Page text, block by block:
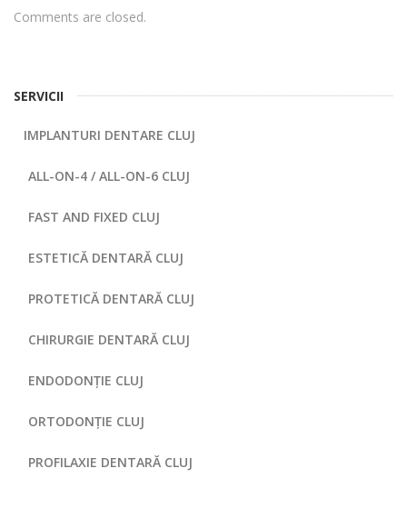
Comments are closed.
SERVICII
IMPLANTURI DENTARE CLUJ
ALL-ON-4 / ALL-ON-6 CLUJ
FAST AND FIXED CLUJ
ESTETICĂ DENTARĂ CLUJ
PROTETICĂ DENTARĂ CLUJ
CHIRURGIE DENTARĂ CLUJ
ENDODONȚIE CLUJ
ORTODONȚIE CLUJ
PROFILAXIE DENTARĂ CLUJ